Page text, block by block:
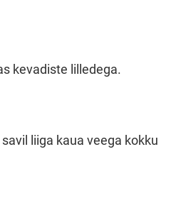
kevadiste lilledega.
liiga kaua veega kokku